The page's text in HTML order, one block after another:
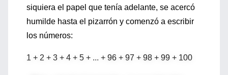
siquiera el papel que tenía adelante, se acercó
humilde hasta el pizarrón y comenzó a escribir
los números:
1 + 2 + 3 + 4 + 5 + ... + 96 + 97 + 98 + 99 + 100